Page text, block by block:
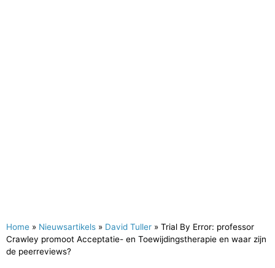
Home » Nieuwsartikels » David Tuller » Trial By Error: professor
Crawley promoot Acceptatie- en Toewijdingstherapie en waar zijn
de peerreviews?